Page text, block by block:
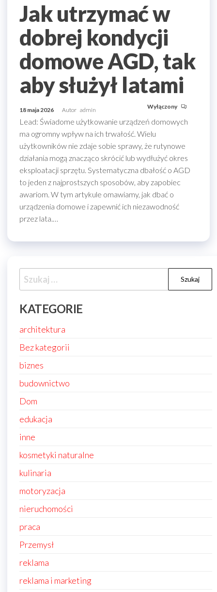
Jak utrzymać w
dobrej kondycji
domowe AGD, tak
aby służył latami
18 maja 2026 Autor admin Wyłączony
Lead: Świadome użytkowanie urządzeń domowych
ma ogromny wpływ na ich trwałość. Wielu
użytkowników nie zdaje sobie sprawy, że rutynowe
działania mogą znacząco skrócić lub wydłużyć okres
eksploatacji sprzętu. Systematyczna dbałość o AGD
to jeden z najprostszych sposobów, aby zapobiec
awariom. W tym artykule omawiamy, jak dbać o
urządzenia domowe i zapewnić ich niezawodność
przez lata.…
Szukaj:
KATEGORIE
architektura
Bez kategorii
biznes
budownictwo
Dom
edukacja
inne
kosmetyki naturalne
kulinaria
motoryzacja
nieruchomości
praca
Przemysł
reklama
reklama i marketing